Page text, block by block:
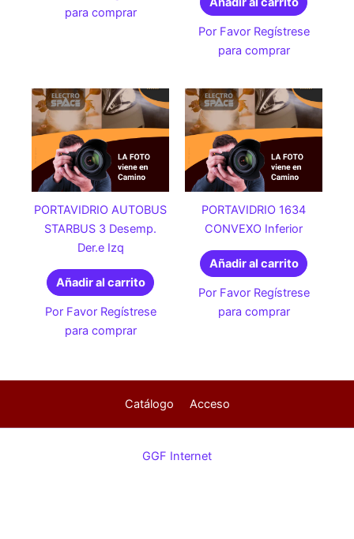
para comprar
Por Favor Regístrese
para comprar
PORTAVIDRIO AUTOBUS
STARBUS 3 Desemp.
Der.e Izq
Añadir al carrito
Por Favor Regístrese
para comprar
PORTAVIDRIO 1634
CONVEXO Inferior
Añadir al carrito
Por Favor Regístrese
para comprar
Catálogo Acceso
GGF Internet